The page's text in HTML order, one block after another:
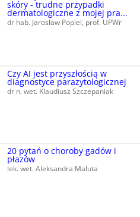
skóry - trudne przypadki
dermatologiczne z mojej pra...
dr hab. Jarosław Popiel, prof. UPWr
Czy AI jest przyszłością w
diagnostyce parazytologicznej
dr n. wet. Klaudiusz Szczepaniak
20 pytań o choroby gadów i
płazów
lek. wet. Aleksandra Maluta